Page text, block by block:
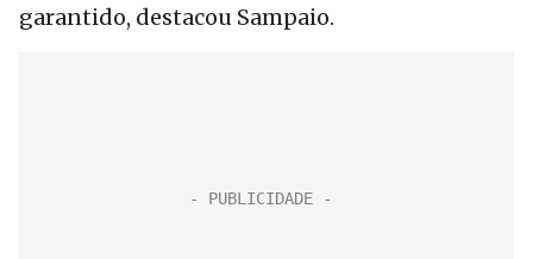
garantido, destacou Sampaio.